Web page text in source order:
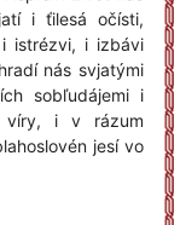
i ťilesá očísti,
i istrézvi, i izbávi
nás svjatými
sobľudájemi i
víry, i v rázum
jesí vo